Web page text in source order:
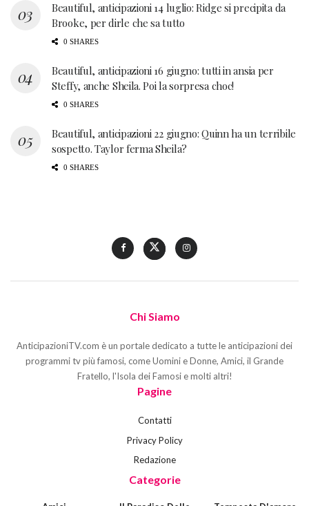
Beautiful, anticipazioni 14 luglio: Ridge si precipita da
Brooke, per dirle che sa tutto
0 SHARES
Beautiful, anticipazioni 16 giugno: tutti in ansia per
Steffy, anche Sheila. Poi la sorpresa choc!
0 SHARES
Beautiful, anticipazioni 22 giugno: Quinn ha un terribile
sospetto. Taylor ferma Sheila?
0 SHARES
Chi Siamo
AnticipazioniTV.com è un portale dedicato a tutte le anticipazioni dei
programmi tv più famosi, come Uomini e Donne, Amici, il Grande
Fratello, l'Isola dei Famosi e molti altri!
Pagine
Contatti
Privacy Policy
Redazione
Categorie